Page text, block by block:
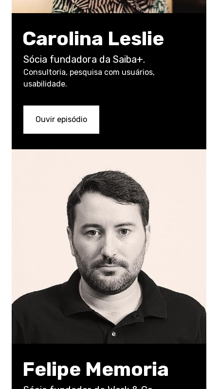
Carolina Leslie
Sócia fundadora da Saiba+.
Consultoria, pesquisa com usuários,
usabilidade.
Ouvir episódio
Felipe Memoria